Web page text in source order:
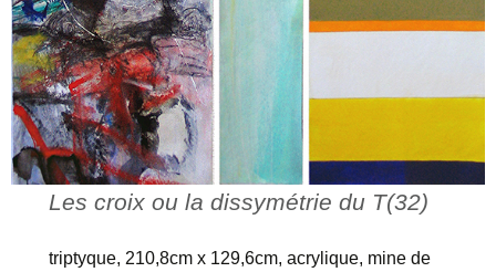
Les croix ou la dissymétrie du T(32)
triptyque, 210,8cm x 129,6cm, acrylique, mine de